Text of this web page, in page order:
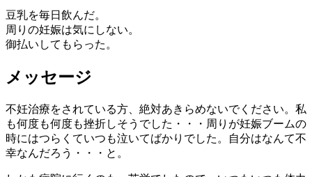
豆乳を毎日飲んだ。
周りの妊娠は気にしない。
御払いしてもらった。
メッセージ
不妊治療をされている方、絶対あきらめないでください。私
も何度も何度も挫折しそうでした・・・周りが妊娠ブームの
時にはつらくていつも泣いてばかりでした。自分はなんて不
幸なんだろう・・・と。